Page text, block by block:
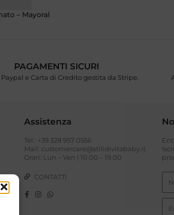
– Mayoral
PAGAMENTI SICURI
e Carta di Credito gestita da Stripe.
Assistenza
Tel.: +39 328 957 0556
Mail: customercare@stilidivitababy.it
Orari: Lun – Ven | 10.00 – 19.00
CONTATTI